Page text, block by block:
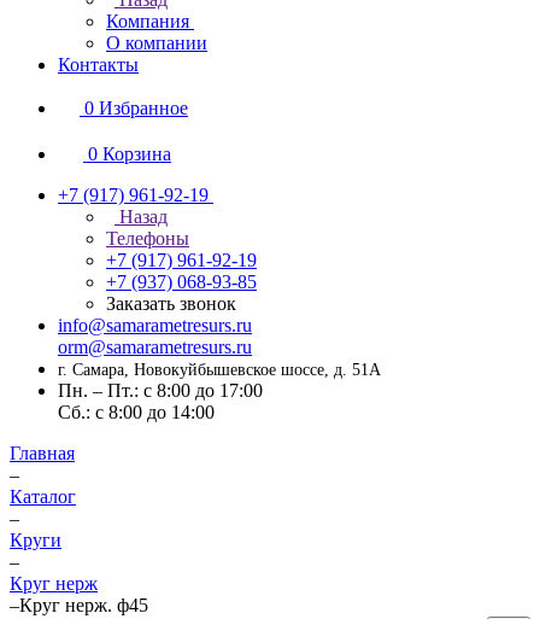
Компания
О компании
Контакты
0 Избранное
0 Корзина
+7 (917) 961-92-19
Назад
Телефоны
+7 (917) 961-92-19
+7 (937) 068-93-85
Заказать звонок
info@samarametresurs.ru
orm@samarametresurs.ru
г. Самара, Новокуйбышевское шоссе, д. 51А
Пн. – Пт.: с 8:00 до 17:00
Cб.: с 8:00 до 14:00
Главная
–
Каталог
–
Круги
–
Круг нерж
–Круг нерж. ф45